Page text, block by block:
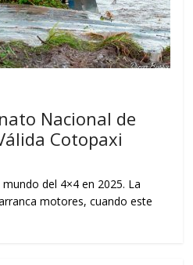
Nacional de
Cotopaxi
del 4×4 en 2025. La
motores, cuando este